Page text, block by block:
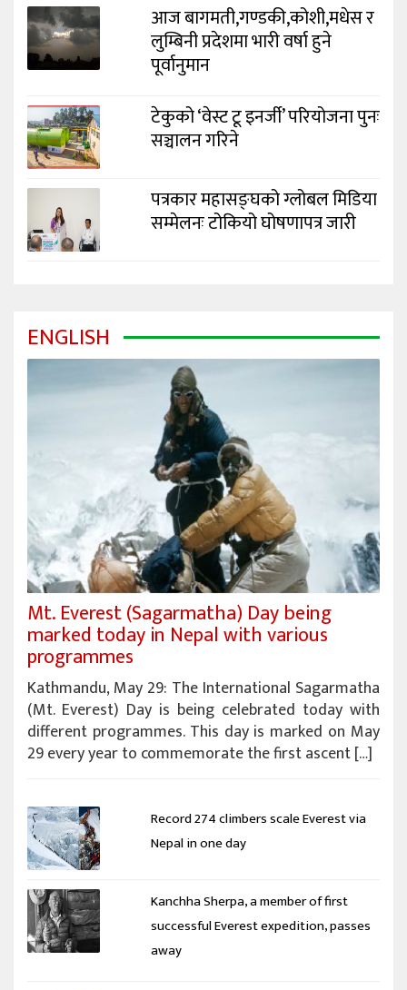
आज बागमती,गण्डकी,कोशी,मधेस र
लुम्बिनी प्रदेशमा भारी वर्षा हुने
पूर्वानुमान
टेकुको ‘वेस्ट टू इनर्जी’ परियोजना पुनः
सञ्चालन गरिने
पत्रकार महासङ्घको ग्लोबल मिडिया
सम्मेलनः टोकियो घोषणापत्र जारी
ENGLISH
Mt. Everest (Sagarmatha) Day being
marked today in Nepal with various
programmes
Kathmandu, May 29: The International Sagarmatha
(Mt. Everest) Day is being celebrated today with
different programmes. This day is marked on May
29 every year to commemorate the first ascent […]
Record 274 climbers scale Everest via
Nepal in one day
Kanchha Sherpa, a member of first
successful Everest expedition, passes
away